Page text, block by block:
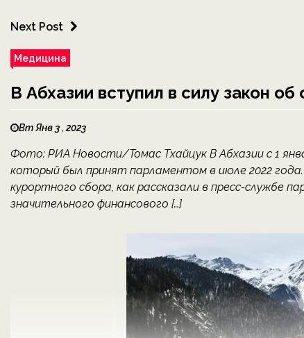
Next Post
Медицина
В Абхазии вступил в силу закон
Вт Янв 3 , 2023
Фото: РИА Новости/Томас Тхайцук В Абхазии с 1
который был принят парламентом в июле 2022
курортного сбора, как рассказали в пресс-службе
значительного финансового […]